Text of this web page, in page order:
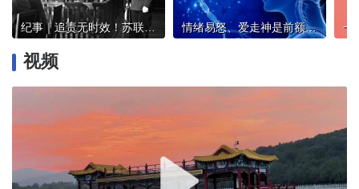
纪事｜追责无时效！苏联这场被遗忘近80年的审判揭露731部队罪行 情绪易怒、爱走神是前额叶受损吗？如何科学改善？专家解读
视频